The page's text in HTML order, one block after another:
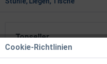
Topseller
Cookie-Richtlinien